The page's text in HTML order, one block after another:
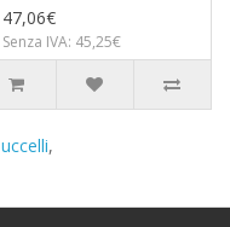
47,06€
Senza IVA: 45,25€
uccelli,